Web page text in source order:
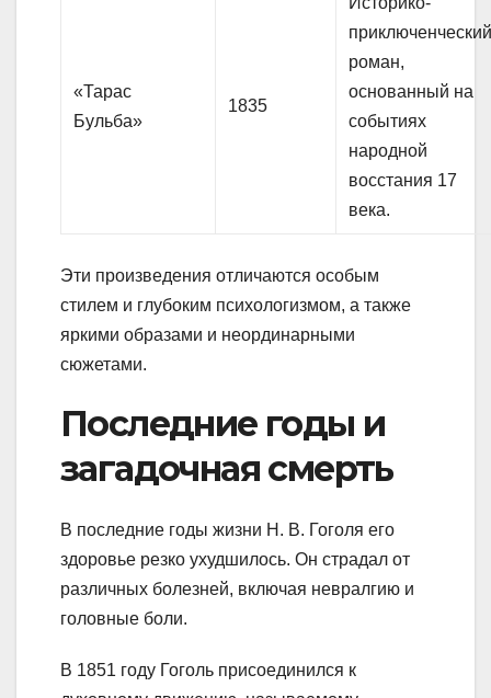
«Тарас
Бульба»
1835
роман,
основанный на
событиях
народной
восстания 17
века.
Эти произведения отличаются особым
стилем и глубоким психологизмом, а также
яркими образами и неординарными
сюжетами.
Последние годы и
загадочная смерть
В последние годы жизни Н. В. Гоголя его
здоровье резко ухудшилось. Он страдал от
различных болезней, включая невралгию и
головные боли.
В 1851 году Гоголь присоединился к